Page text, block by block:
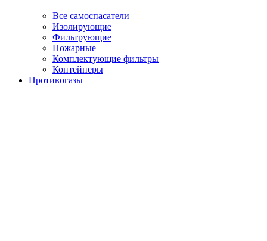
Все самоспасатели
Изолирующие
Фильтрующие
Пожарные
Комплектующие фильтры
Контейнеры
Противогазы